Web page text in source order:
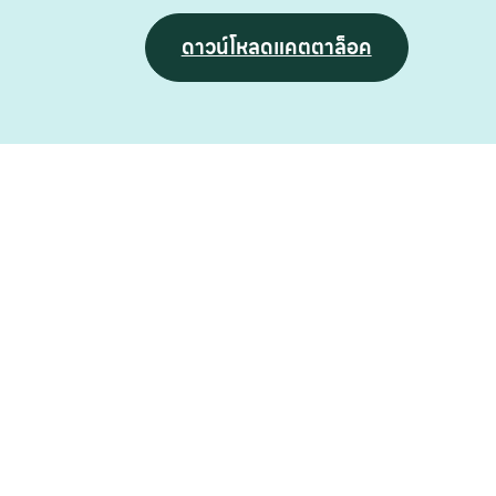
ดาวน์โหลดแคตตาล็อค